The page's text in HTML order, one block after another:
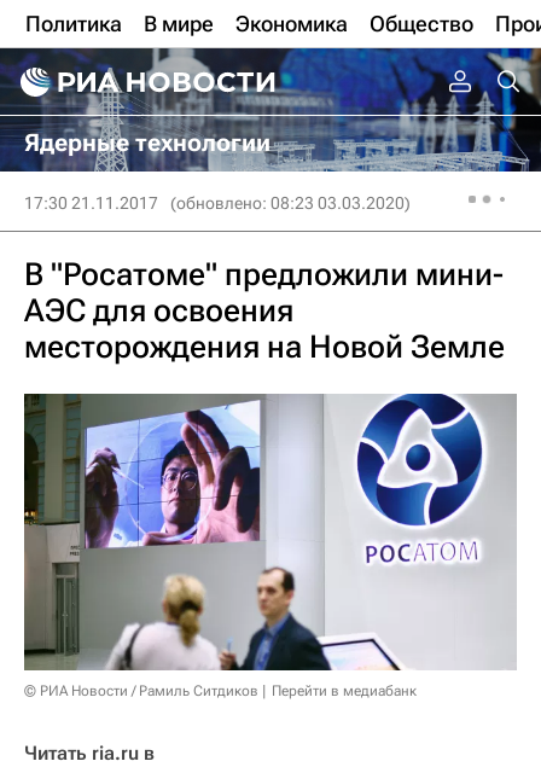
Политика В мире Экономика Общество
Ядерные технологии
17:30 21.11.2017 (обновлено: 08:23 03.03.2020)
В "Росатоме" предложили мини-
АЭС для освоения
месторождения на Новой Земле
© РИА Новости / Рамиль Ситдиков Перейти в медиабанк
Читать ria.ru в